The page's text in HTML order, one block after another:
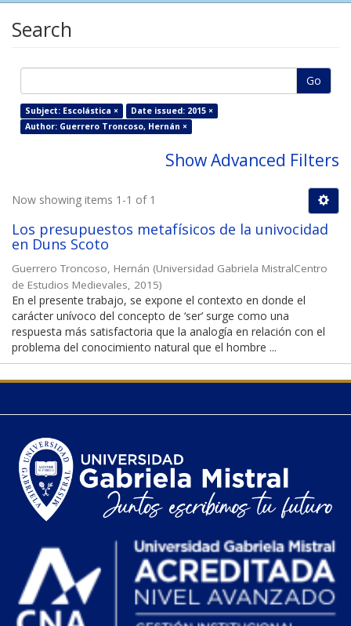
Search
Go
Subject: Escolástica ×
Date issued: 2015 ×
Author: Guerrero Troncoso, Hernán ×
Show Advanced Filters
Now showing items 1-1 of 1
Los presupuestos metafísicos de la univocidad
en Duns Scoto
Guerrero Troncoso, Hernán (Universidad Gabriela MistralCentro
de Estudios Medievales, 2015)
En el presente trabajo, se expone el contexto en donde el
carácter unívoco del concepto de ‘ser’ surge como una
respuesta más satisfactoria que la analogía en relación con el
problema del conocimiento natural que el hombre ...